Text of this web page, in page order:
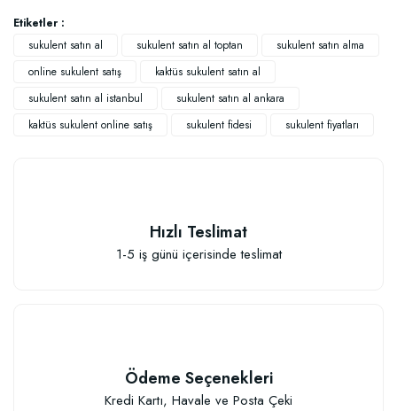
Özel Karışım Kaktüs Sukkulent Toprağı (2 litre)
Sepete Ekle
Etiketler :
sukulent satın al
sukulent satın al toptan
sukulent satın alma
online sukulent satış
kaktüs sukulent satın al
sukulent satın al istanbul
sukulent satın al ankara
kaktüs sukulent online satış
sukulent fidesi sukulent fiyatları
Hızlı Teslimat
1-5 iş günü içerisinde teslimat
Ödeme Seçenekleri
Kredi Kartı, Havale ve Posta Çeki